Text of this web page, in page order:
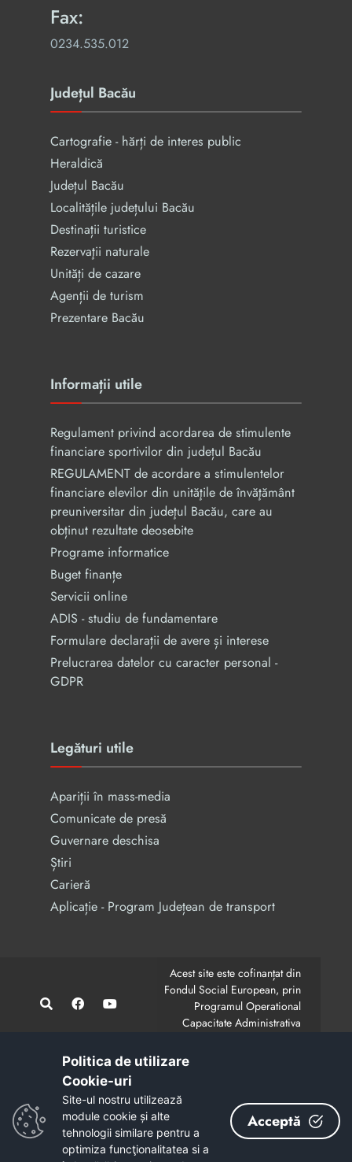
Fax:
0234.535.012
Județul Bacău
Cartografie - hărți de interes public
Heraldică
Județul Bacău
Localitățile județului Bacău
Destinații turistice
Rezervaţii naturale
Unități de cazare
Agenții de turism
Prezentare Bacău
Informații utile
Regulament privind acordarea de stimulente
financiare sportivilor din județul Bacău
REGULAMENT de acordare a stimulentelor
financiare elevilor din unităţile de învăţământ
preuniversitar din judeţul Bacău, care au
obținut rezultate deosebite
Programe informatice
Buget finanțe
Servicii online
ADIS - studiu de fundamentare
Formulare declarații de avere și interese
Prelucrarea datelor cu caracter personal -
GDPR
Legături utile
Apariții în mass-media
Comunicate de presă
Guvernare deschisa
Știri
Carieră
Aplicație - Program Județean de transport
Acest site este cofinanțat din
Fondul Social European, prin
Programul Operational
Capacitate Administrativa
CodMySmis/Sipoca: 128880/652;
Conținutul acestui site web nu reprezintă în mod
obligatoriu poziția oficială a Uniunii Europene.
Întreaga responsabilitate asupra corectitudinii și
coerenței informațiilor prezentate revine inițiatorilor site-
Politica de utilizare
Cookie-uri‎
Site-ul nostru utilizează
module cookie și alte
tehnologii similare pentru a
optimiza funcţionalitatea si a
Acceptă